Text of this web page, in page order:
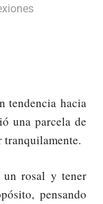
tendencia hacia
una parcela de
tranquilamente.
rosal y tener
pensando